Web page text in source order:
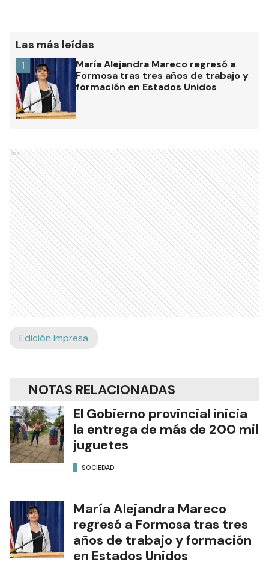
Las más leídas
María Alejandra Mareco regresó a
Formosa tras tres años de trabajo y
formación en Estados Unidos
1
Ads
Edición Impresa
NOTAS RELACIONADAS
El Gobierno provincial inicia
la entrega de más de 200 mil
juguetes
SOCIEDAD
María Alejandra Mareco
regresó a Formosa tras tres
años de trabajo y formación
en Estados Unidos